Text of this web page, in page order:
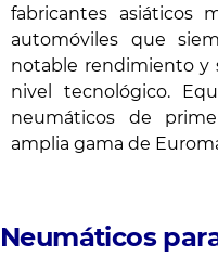
fabricantes asiáticos
automóviles que
notable rendimiento y
nivel tecnológico.
neumáticos de
amplia gama de
Neumáticos